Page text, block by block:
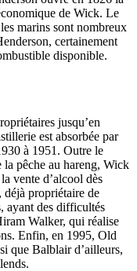
de Wick. Le
marins sont nombreux
certainement
disponible.
jusqu’en
est absorbée par
à 1951. Outre le
la pêche au hareng, Wick
vente d’alcool dès
déjà propriétaire de
ayant des difficultés
Walker, qui réalise
Enfin, en 1995, Old
que Balblair d’ailleurs,